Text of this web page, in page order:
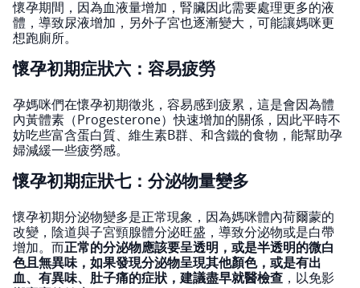
懷孕期間，因為血液量增加，腎臟因此需要處理更多的液
體，導致尿液增加，另外子宮也逐漸變大，可能讓媽咪更
想跑廁所。
懷孕初期症狀六：容易疲勞
孕媽咪們在懷孕初期徵兆，容易感到疲累，這是會因為體
內黃體素（Progesterone）快速增加的關係，因此平時不
妨吃些富含蛋白質、維生素B群、和含鐵的食物，能幫助孕
婦減緩一些疲勞感。
懷孕初期症狀七：分泌物量變多
懷孕初期分泌物變多是正常現象，因為媽咪體內荷爾蒙的
改變，陰道與子宮頸腺體分泌旺盛，導致分泌物或是白帶
增加。而正常的分泌物應該要呈透明，或是半透明的微白
色且無異味，如果發現分泌物呈現其他顏色，或是有出
血、有異味、肚子痛的症狀，建議盡早就醫檢查 ，以免影